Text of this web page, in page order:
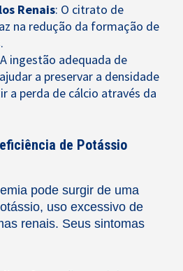
Renais: O citrato de
na redução da formação de
ingestão adequada de
a preservar a densidade
a perda de cálcio através da
de Potássio
pode surgir de uma
uso excessivo de
renais. Seus sintomas